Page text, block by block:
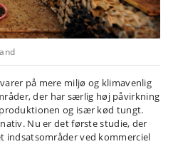
på mere miljø og klimavenlig
der har særlig høj påvirkning
og især kød tungt.
Nu er det første studie, der
indsatsområder ved kommerciel